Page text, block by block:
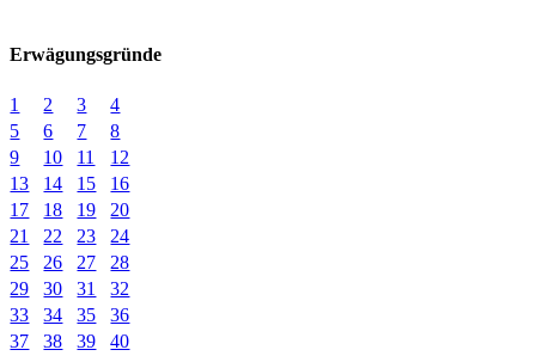
Erwägungsgründe
1 2 3
4
5
6 7
8
9
10 11
12
13
14 15
16
17
18 19
20
21
22 23
24
25
26 27
28
29
30 31
32
33
34 35
36
37
38 39
40